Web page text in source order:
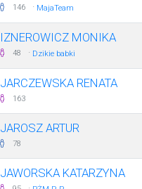
146 · MajaTeam
IZNEROWICZ MONIKA
48 · Dzikie babki
JARCZEWSKA RENATA
163
JAROSZ ARTUR
78
JAWORSKA KATARZYNA